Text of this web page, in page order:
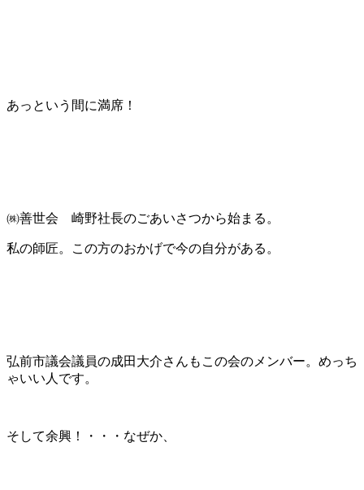
あっという間に満席！
㈱善世会 崎野社長のごあいさつから始まる。
私の師匠。この方のおかげで今の自分がある。
弘前市議会議員の成田大介さんもこの会のメンバー。めっち
ゃいい人です。
そして余興！・・・なぜか、